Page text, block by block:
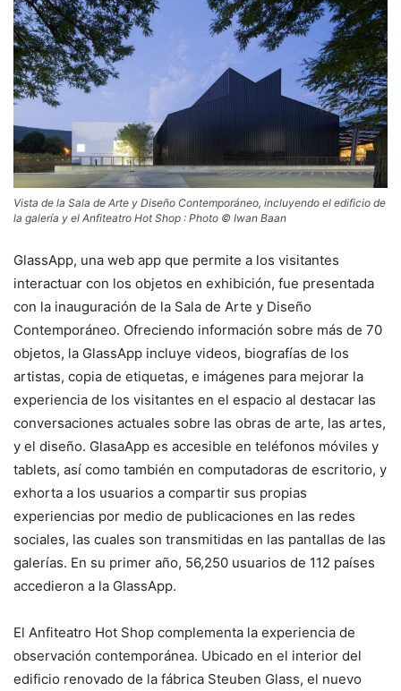
Vista de la Sala de Arte y Diseño Contemporáneo, incluyendo el edificio de
la galería y el Anfiteatro Hot Shop : Photo © Iwan Baan
GlassApp, una web app que permite a los visitantes
interactuar con los objetos en exhibición, fue presentada
con la inauguración de la Sala de Arte y Diseño
Contemporáneo. Ofreciendo información sobre más de 70
objetos, la GlassApp incluye videos, biografías de los
artistas, copia de etiquetas, e imágenes para mejorar la
experiencia de los visitantes en el espacio al destacar las
conversaciones actuales sobre las obras de arte, las artes,
y el diseño. GlasaApp es accesible en teléfonos móviles y
tablets, así como también en computadoras de escritorio, y
exhorta a los usuarios a compartir sus propias
experiencias por medio de publicaciones en las redes
sociales, las cuales son transmitidas en las pantallas de las
galerías. En su primer año, 56,250 usuarios de 112 países
accedieron a la GlassApp.
El Anfiteatro Hot Shop complementa la experiencia de
observación contemporánea. Ubicado en el interior del
edificio renovado de la fábrica Steuben Glass, el nuevo